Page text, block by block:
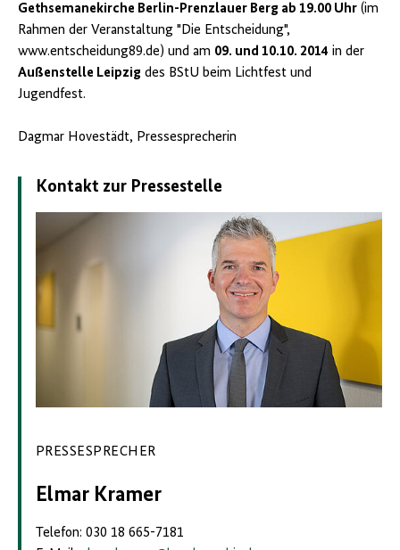
Gethsemanekirche Berlin-Prenzlauer Berg ab 19.00 Uhr (im
Rahmen der Veranstaltung "Die Entscheidung",
www.entscheidung89.de) und am 09. und 10.10. 2014 in der
Außenstelle Leipzig des BStU beim Lichtfest und
Jugendfest.
Dagmar Hovestädt, Pressesprecherin
Kontakt zur Pressestelle
PRESSESPRECHER
Elmar Kramer
Telefon: 030 18 665-7181